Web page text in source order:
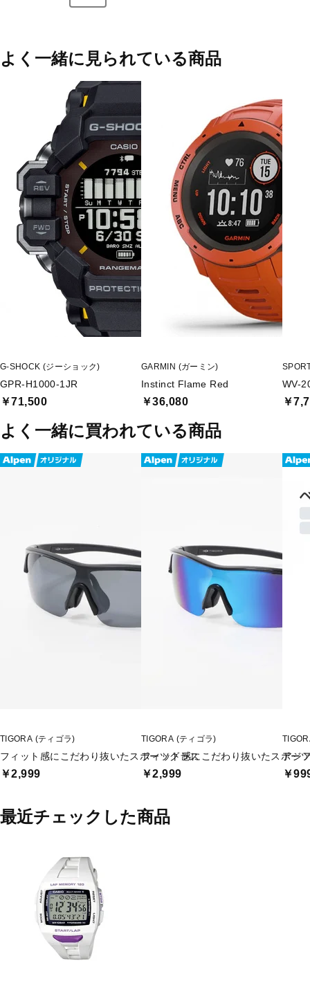
よく一緒に見られている商品
G-SHOCK (ジーショック)
GPR-H1000-1JR
￥71,500
GARMIN (ガーミン)
Instinct Flame Red
￥36,080
WV-
￥
よく一緒に買われている商品
TIGORA (ティゴラ)
フィット感にこだわり抜いたスポーツグラス
￥2,999
TIGORA (ティゴラ)
フィット感にこだわり抜いたスポー
￥2,999
アジ
￥
最近チェックした商品